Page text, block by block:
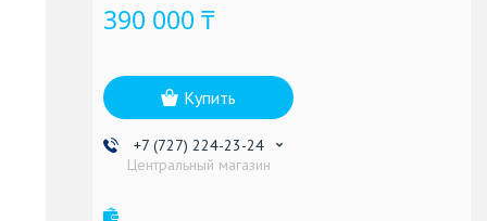
390 000 ₸
Купить
+7 (727) 224-23-24
Центральный магазин